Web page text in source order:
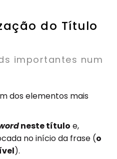
do Título
importantes num
dos elementos mais
neste título e,
no início da frase (o
).